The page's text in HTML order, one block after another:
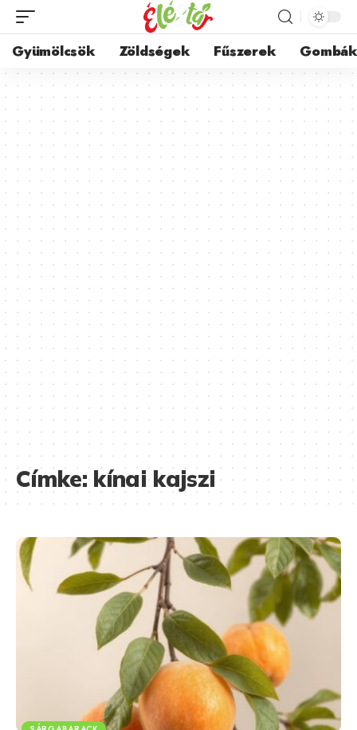
Gyümölcsök Zöldségek Fűszerek Gombák
Címke:kínai kajszi